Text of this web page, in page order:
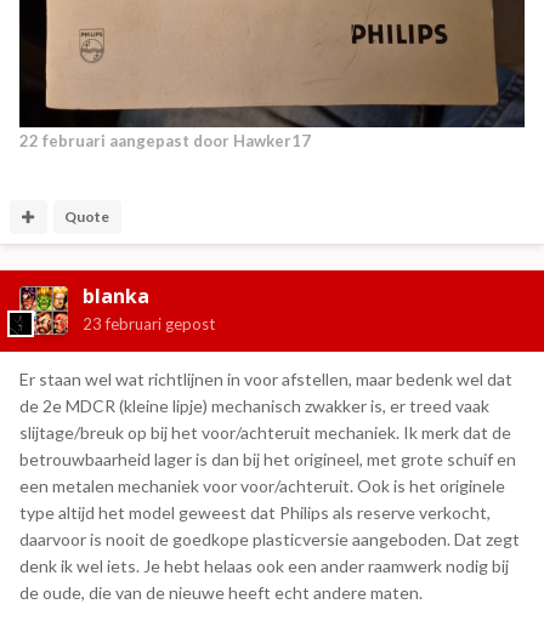
22 februari aangepast door Hawker17
Quote
blanka
23 februari gepost
Er staan wel wat richtlijnen in voor afstellen, maar bedenk wel dat
de 2e MDCR (kleine lipje) mechanisch zwakker is, er treed vaak
slijtage/breuk op bij het voor/achteruit mechaniek. Ik merk dat de
betrouwbaarheid lager is dan bij het origineel, met grote schuif en
een metalen mechaniek voor voor/achteruit. Ook is het originele
type altijd het model geweest dat Philips als reserve verkocht,
daarvoor is nooit de goedkope plasticversie aangeboden. Dat zegt
denk ik wel iets. Je hebt helaas ook een ander raamwerk nodig bij
de oude, die van de nieuwe heeft echt andere maten.